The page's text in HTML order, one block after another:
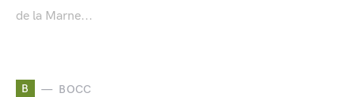
de la Marne...
B BOCC